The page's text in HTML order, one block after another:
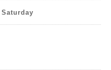
Saturday